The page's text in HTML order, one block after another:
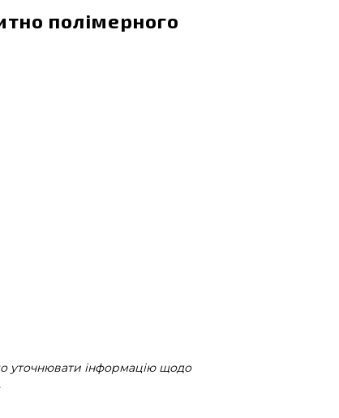
полімерного
уточнювати інформацію щодо